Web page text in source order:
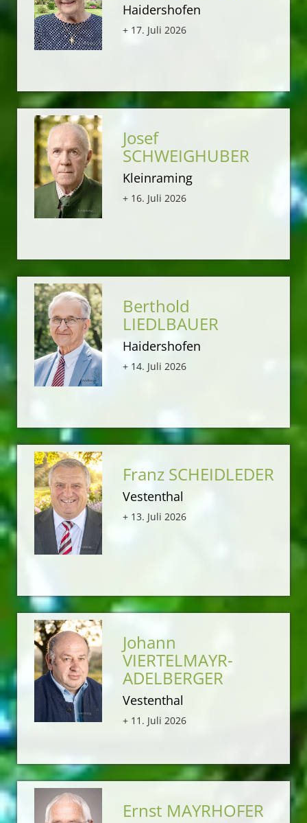
Haidershofen
+ 17. Juli 2026
Josef
SCHWEIGHUBER
Kleinraming
+ 16. Juli 2026
Berthold
LIEDLBAUER
Haidershofen
+ 14. Juli 2026
Franz SCHEIDLEDER
Vestenthal
+ 13. Juli 2026
Johann
VIERTELMAYR-
ADELBERGER
Vestenthal
+ 11. Juli 2026
Ernst MAYRHOFER